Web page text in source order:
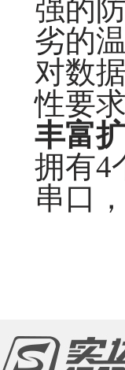
强的
劣的
对数
性要
丰富
拥有4
串口